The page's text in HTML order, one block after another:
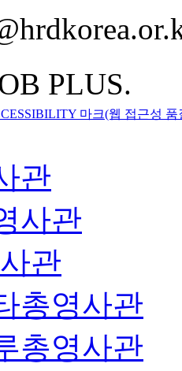
PLUS.
마크(웹 접근성 품
관
사관
관
총영사관
총영사관